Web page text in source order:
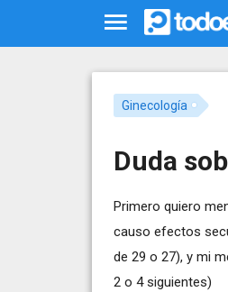
Ginecología
Duda
Primero quiero
causo efectos
de 29 o 27), y mi
2 o 4 siguientes)